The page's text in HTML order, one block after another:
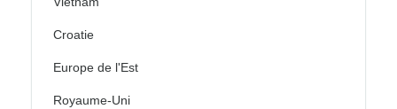
Croatie
Europe de l'Est
Royaume-Uni